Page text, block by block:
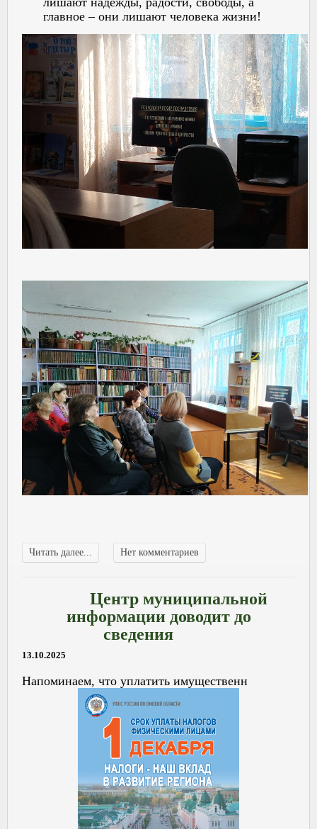
главное – они лишают человека жизни!
Читать далее... Нет комментариев
Центр муниципальной
информации доводит до
сведения
13.10.2025
Напоминаем, что уплатить имущественн